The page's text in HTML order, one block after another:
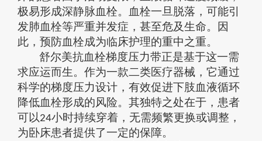
极易形成深静脉血栓。血栓一旦脱落，可能引
发肺血栓等严重并发症，甚至危及生命。因
此，预防血栓成为临床护理的重中之重。
舒尔美抗血栓梯度压力带正是基于这一需
求应运而生。作为一款二类医疗器械，它通过
科学的梯度压力设计，有效促进下肢血液循环
降低血栓形成的风险。其独特之处在于，患者
可以24小时持续穿着，无需频繁更换或调整，
为卧床患者提供了一定的保障。